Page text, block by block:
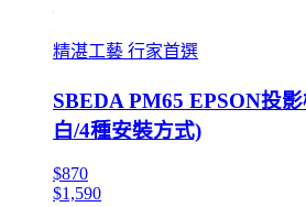
精湛工藝 行家首選
SBEDA PM65 EPSON投
白/4種安裝方式)
$870
$1,590